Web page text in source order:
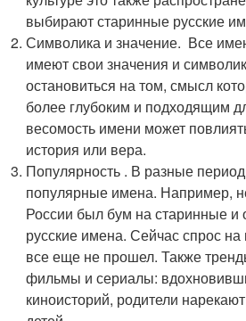
выбирают старинные русские
Символика и значение. Все
имеют свои значения и
остановиться на том, смысл
более глубоким и подходящим
весомость имени может
история или вера.
Популярность . В разные
популярные имена. Например,
России был бум на старинные и
русские имена. Сейчас спрос
все еще не прошел. Также
фильмы и сериалы:
киноисторий, родители